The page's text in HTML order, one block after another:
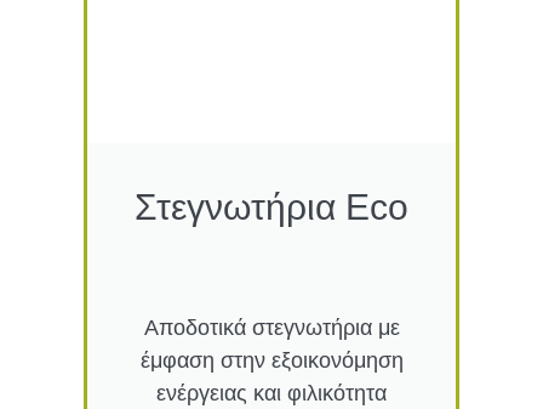
Στεγνωτήρια Eco
Αποδοτικά στεγνωτήρια με
έμφαση στην εξοικονόμηση
ενέργειας και φιλικότητα